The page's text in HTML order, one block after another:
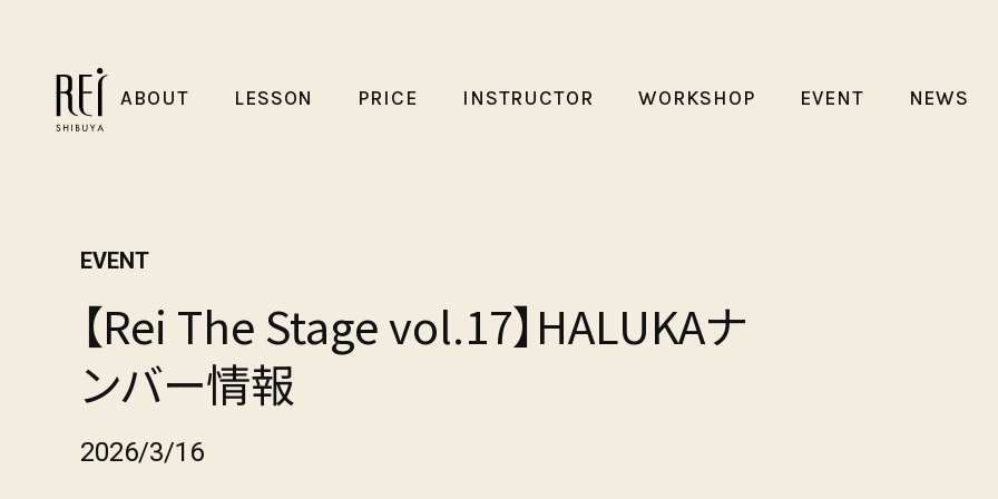
ABOUT LESSON PRICE INSTRUCTOR WORKSHOP EVENT NEWS
EVENT
【Rei The Stage vol.17】HALUKAナ
ンバー情報
2026/3/16